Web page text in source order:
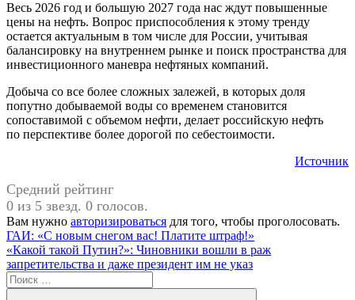
Весь 2026 год и большую 2027 года нас ждут повышенные
цены на нефть. Вопрос приспособления к этому тренду
остается актуальным в том числе для России, учитывая
балансировку на внутреннем рынке и поиск пространства для
инвестиционного маневра нефтяных компаний.
Добыча со все более сложных залежей, в которых доля
попутно добываемой воды со временем становится
сопоставимой с объемом нефти, делает российскую нефть
по перспективе более дорогой по себестоимости.
Источник
Средний рейтинг
0 из 5 звезд. 0 голосов.
Вам нужно авторизироваться для того, чтобы проголосовать.
#Россия
Навигация
по
записям
Предыдущая
запись:
ГАИ: «С новым снегом вас! Платите штраф!»
Следующая
запись:
«Какой такой Путин?»: Чиновники вошли в раж
запретительства и даже президент им не указ
Поиск
для: